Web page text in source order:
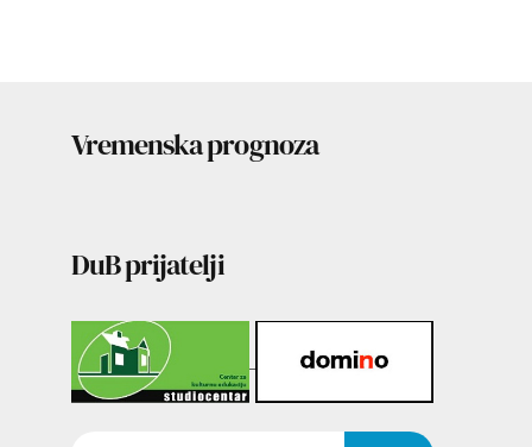
Vremenska prognoza
DuB prijatelji